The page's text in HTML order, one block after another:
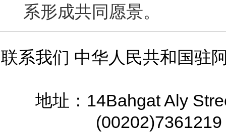
系形成共同愿景。
联系我们 中华人民共和国驻
地址： 14Bahgat Aly
(00202)7361219